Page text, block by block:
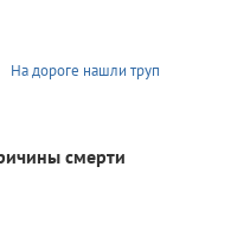
На дороге нашли труп
смерти